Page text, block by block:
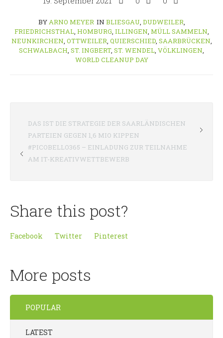
BYARNO MEYER IN BLIESGAU, DUDWEILER,
FRIEDRICHSTHAL, HOMBURG, ILLINGEN, MÜLL SAMMELN,
NEUNKIRCHEN, OTTWEILER, QUIERSCHIED, SAARBRÜCKEN,
SCHWALBACH, ST. INGBERT, ST. WENDEL, VÖLKLINGEN,
WORLD CLEANUP DAY
DAS IST DIE STRATEGIE DER SAARLÄNDISCHEN
PARTEIEN GEGEN 1,6 MIO KIPPEN
#PICOBELLO365 – EINLADUNG ZUR TEILNAHME
AM IT-KREATIVWETTBEWERB
Share this post?
Facebook Twitter Pinterest
More posts
POPULAR
LATEST